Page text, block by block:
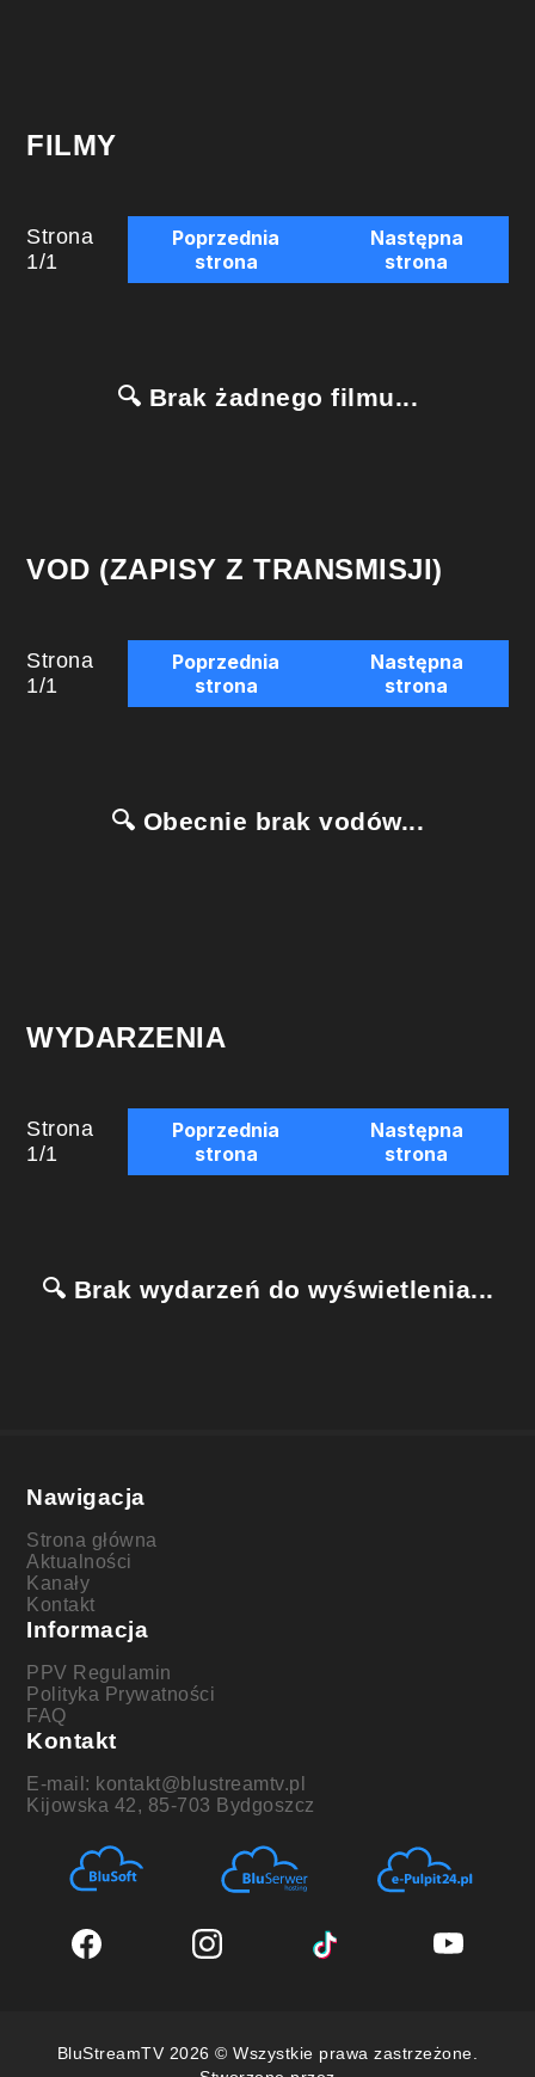
FILMY
Strona
1/1
Poprzednia
strona
Następna
strona
🔍 Brak żadnego filmu...
VOD (ZAPISY Z TRANSMISJI)
Strona
1/1
Poprzednia
strona
Następna
strona
🔍 Obecnie brak vodów...
WYDARZENIA
Strona
1/1
Poprzednia
strona
Następna
strona
🔍 Brak wydarzeń do wyświetlenia...
Nawigacja
Strona główna
Aktualności
Kanały
Kontakt
Informacja
PPV Regulamin
Polityka Prywatności
FAQ
Kontakt
E-mail: kontakt@blustreamtv.pl
Kijowska 42, 85-703 Bydgoszcz
BluStreamTV 2026 © Wszystkie prawa zastrzeżone.